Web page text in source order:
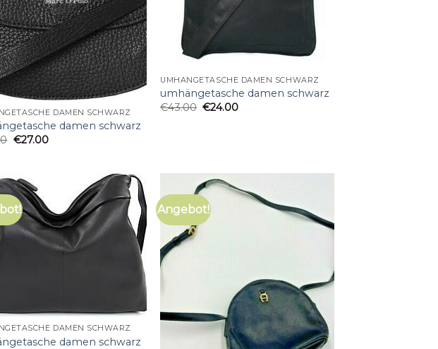
DAMEN SCHWARZ
damen schwarz
€27.00
UMHÄNGETASCHE DAMEN SCHWARZ
umhängetasche damen schwarz
€43.00 €24.00
DAMEN SCHWARZ
damen schwarz
Angebot!